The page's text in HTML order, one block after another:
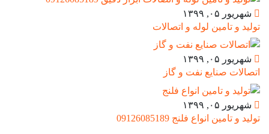
شهریور ۰۵, ۱۳۹۹
تولید و تامین لوله و اتصالات
شهریور ۰۵, ۱۳۹۹
اتصالات صنایع نفت و گاز
شهریور ۰۵, ۱۳۹۹
تولید و تامین انواع فلنج 09126085189